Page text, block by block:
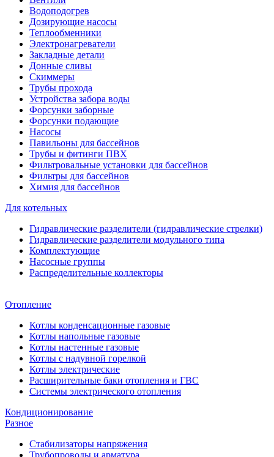
Водоподогрев
Дозирующие насосы
Теплообменники
Электронагреватели
Закладные детали
Донные сливы
Скиммеры
Трубы прохода
Устройства забора воды
Форсунки заборные
Форсунки подающие
Насосы
Павильоны для бассейнов
Трубы и фитинги ПВХ
Фильтровальные установки для бассейнов
Фильтры для бассейнов
Химия для бассейнов
Для котельных
Гидравлические разделители (гидравлические стрелки)
Гидравлические разделители модульного типа
Комплектующие
Насосные группы
Распределительные коллекторы
Отопление
Котлы конденсационные газовые
Котлы напольные газовые
Котлы настенные газовые
Котлы с надувной горелкой
Котлы электрические
Расширительные баки отопления и ГВС
Системы электрического отопления
Кондиционирование
Разное
Стабилизаторы напряжения